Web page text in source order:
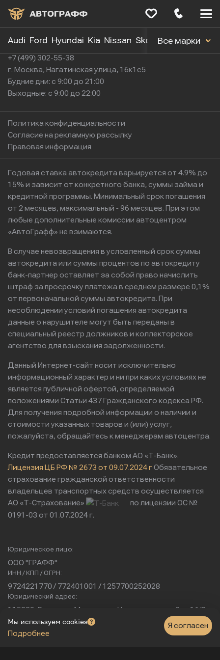
Audi Ford Hyundai Kia Nissan Skoda Toyota
Все марки
+7 (499) 302-55-38
г. Москва, Нагатинская улица, 16к1с5
Будние дни: с 9:00 до 21:00
Выходные: с 9:00 до 22:00
Политика конфиденциальности
Согласие на рекламную рассылку
Правовая информация
Годовая ставка автокредита варьируется от 4.9% до
15% и зависит от конкретного банка, суммы займа и
кредитной программы. Минимальный срок погашения
от 2 месяцев, максимальный - 96 месяцев. При этом
любые дополнительные комиссии автоцентром
«АвтоГрафф» не взимаются.
В случае невозвращения в условленный срок суммы
автокредита или суммы процентов по автокредиту
банк-партнер оставляет за собой право начислить
штраф за просрочку платежа в среднем размере 0,1%
от первоначальной суммы автокредита. При
несоблюдении условий погашения автокредита
данные о нарушителе могут быть переданы в
специальный реестр должников и коллекторское
агентство для взыскания задолженности.
Данный Интернет-сайт носит исключительно
информационный характер и ни при каких условиях не
является публичной офертой, определяемой
положениями Статьи 437 Гражданского кодекса РФ.
Для получения подробной информации о наличии и
стоимости указанных товаров и (или) услуг,
пожалуйста, обращайтесь к менеджерам автоцентра.
Кредит предоставляется банком АО «Т-Банк».
Лицензия ЦБ РФ № 2673 от 09.07.2024 гОбязательное
страхование гражданской ответственности
владельцев транспортных средств осуществляется
АО «Т-Страхование»
по лицензии ОС №
0191-03 от 01.07.2024 г.
Юридическое лицо:
ООО "ГРАФФ"
ИНН / КПП / ОГРН:
9724221770 / 772401001 / 1257700252028
Юридический адрес:
115230, Россия, г. Москва, ул. Нагатинская, д. 2, п. 16/2
Физический адрес:
г. Москва, Нагатинская улица, 16к1с5
Мы используем cookies
Подробнее
Я согласен